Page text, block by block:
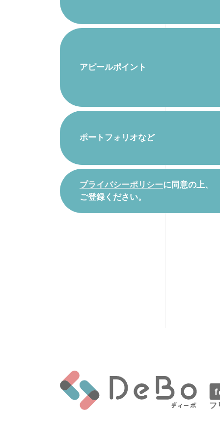
アピールポイント
ポートフォリオなど
プライバシーポリシーに同意の上、
ご登録ください。